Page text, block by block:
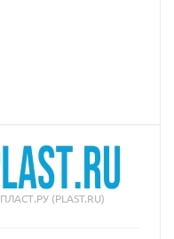
ПЛАСТ.РУ (PLAST.RU)